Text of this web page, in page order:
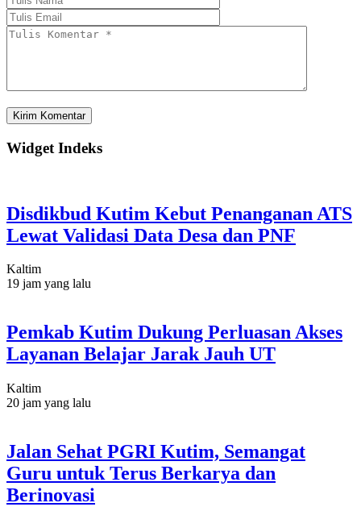
Widget Indeks
Disdikbud Kutim Kebut Penanganan ATS
Lewat Validasi Data Desa dan PNF
Kaltim
19 jam yang lalu
Pemkab Kutim Dukung Perluasan Akses
Layanan Belajar Jarak Jauh UT
Kaltim
20 jam yang lalu
Jalan Sehat PGRI Kutim, Semangat
Guru untuk Terus Berkarya dan
Berinovasi